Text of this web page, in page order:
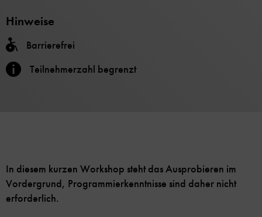
Hinweise
Barrierefrei
Teilnehmerzahl begrenzt
In diesem kurzen Workshop steht das Ausprobieren im
Vordergrund, Programmierkenntnisse sind daher nicht
erforderlich.